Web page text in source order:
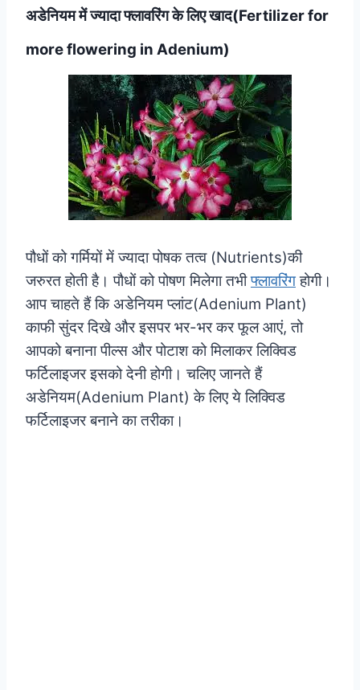
अडेनियम में ज्यादा फ्लावरिंग के लिए खाद(Fertilizer for
more flowering in Adenium)
पौधों को गर्मियों में ज्यादा पोषक तत्व (Nutrients)की
जरुरत होती है। पौधों को पोषण मिलेगा तभीफ्लावरिंगहोगी।
आप चाहते हैं कि अडेनियम प्लांट(Adenium Plant)
काफी सुंदर दिखे और इसपर भर-भर कर फूल आएं, तो
आपको बनाना पील्स और पोटाश को मिलाकर लिक्विड
फर्टिलाइजर इसको देनी होगी। चलिए जानते हैं
अडेनियम(Adenium Plant) के लिए ये लिक्विड
फर्टिलाइजर बनाने का तरीका।